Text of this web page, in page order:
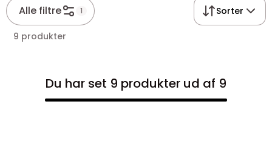
Alle filtre 1 Sorter
9 produkter
Du har set 9 produkter ud af 9